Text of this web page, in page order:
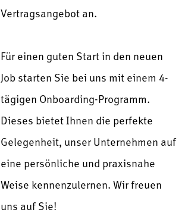
Vertragsangebot an.
Für einen guten Start in den neuen
Job starten Sie bei uns mit einem 4-
tägigen Onboarding-Programm.
Dieses bietet Ihnen die perfekte
Gelegenheit, unser Unternehmen auf
eine persönliche und praxisnahe
Weise kennenzulernen.Wir freuen
uns auf Sie!